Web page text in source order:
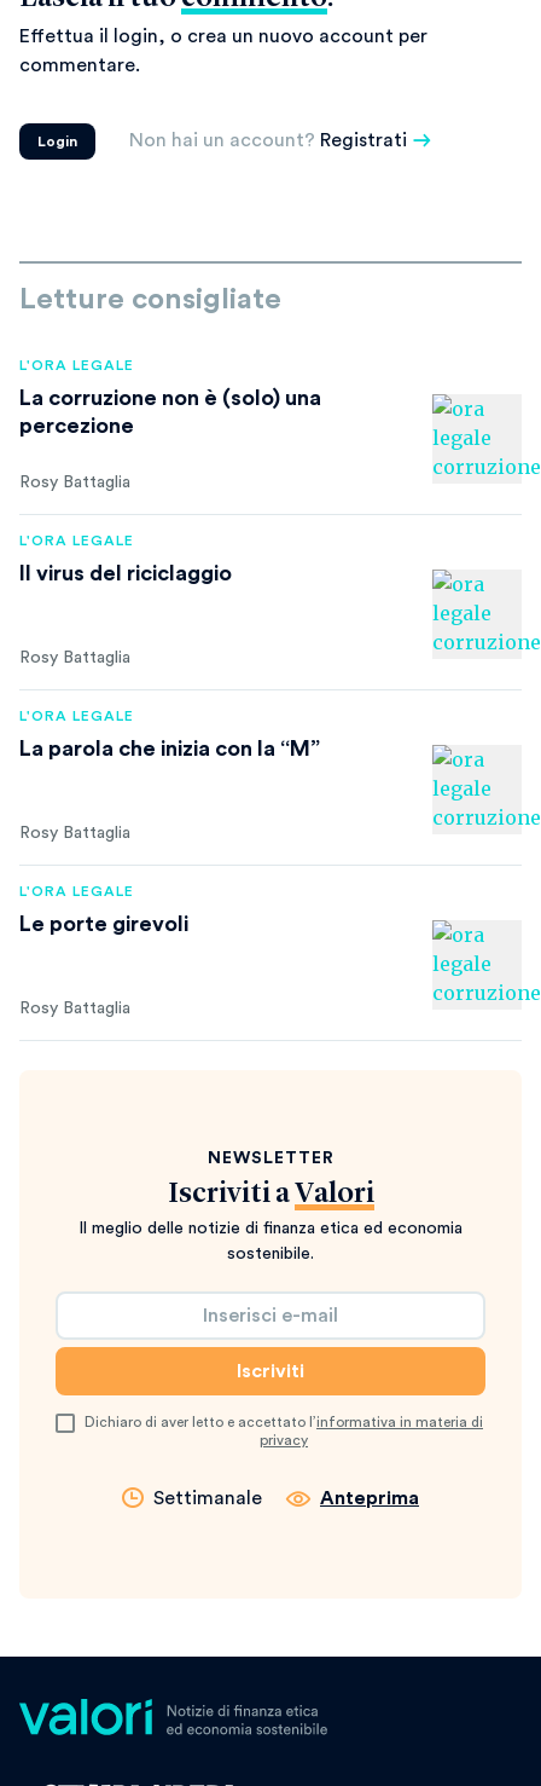
Effettua il login, o crea un nuovo account per
commentare.
Login Non hai un account? Registrati
Letture consigliate
L'ORA LEGALE
La corruzione non è (solo) una
percezione
Rosy Battaglia
L'ORA LEGALE
Il virus del riciclaggio
Rosy Battaglia
L'ORA LEGALE
La parola che inizia con la “M”
Rosy Battaglia
L'ORA LEGALE
Le porte girevoli
Rosy Battaglia
NEWSLETTER
Iscriviti a Valori
Il meglio delle notizie di finanza etica ed economia
sostenibile.
Dichiaro di aver letto e accettato l’informativa in materia di
privacy
Settimanale Anteprima